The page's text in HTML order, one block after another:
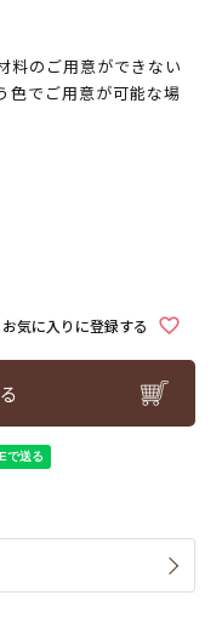
料のご用意ができない
色でご用意が可能な場
お気に入りに登録する